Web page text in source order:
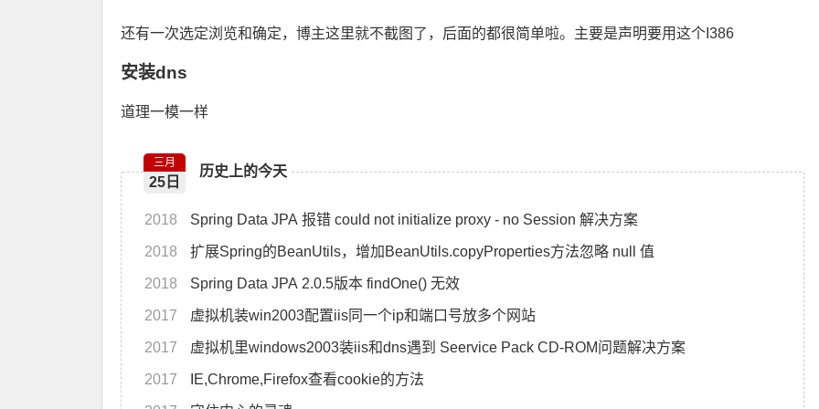
还有一次选定浏览和确定，博主这里就不截图了，后面的都很简单啦。主要是声明要用这个I386
安装dns
道理一模一样
历史上的今天
三月
25日
2018 Spring Data JPA 报错 could not initialize proxy - no Session 解决方案
2018 扩展Spring的BeanUtils，增加BeanUtils.copyProperties方法忽略 null 值
2018 Spring Data JPA 2.0.5版本 findOne() 无效
2017 虚拟机装win2003配置iis同一个ip和端口号放多个网站
2017 虚拟机里windows2003装iis和dns遇到 Seervice Pack CD-ROM问题解决方案
2017 IE,Chrome,Firefox查看cookie的方法